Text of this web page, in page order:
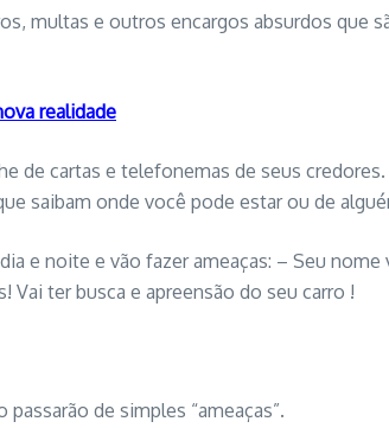
multas e outros encargos absurdos que
realidade
de cartas e telefonemas de seus
saibam onde você pode estar ou de
e noite e vão fazer ameaças: – Seu
Vai ter busca e apreensão do seu carro !
de simples “ameaças”.